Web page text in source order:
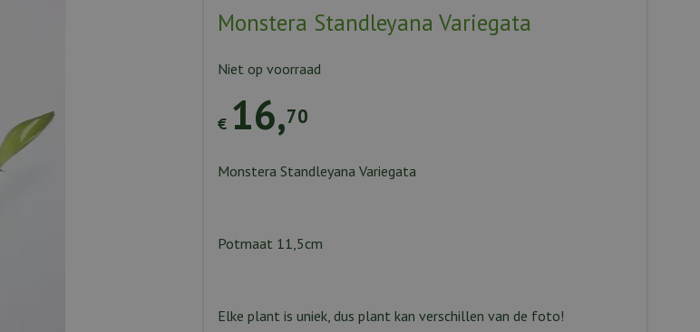
Monstera Standleyana Variegata
€ 16,70
Niet op voorraad
Monstera Standleyana Variegata
Potmaat 11,5cm
Elke plant is uniek, dus plant kan verschillen van de foto!